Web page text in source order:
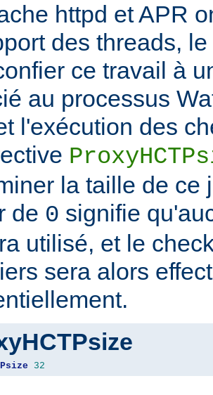
httpd et APR
des threads,
ce travail à
au processus
l'exécution des
la taille de ce
de 0 signifie
utilisé, et le
sera alors
32